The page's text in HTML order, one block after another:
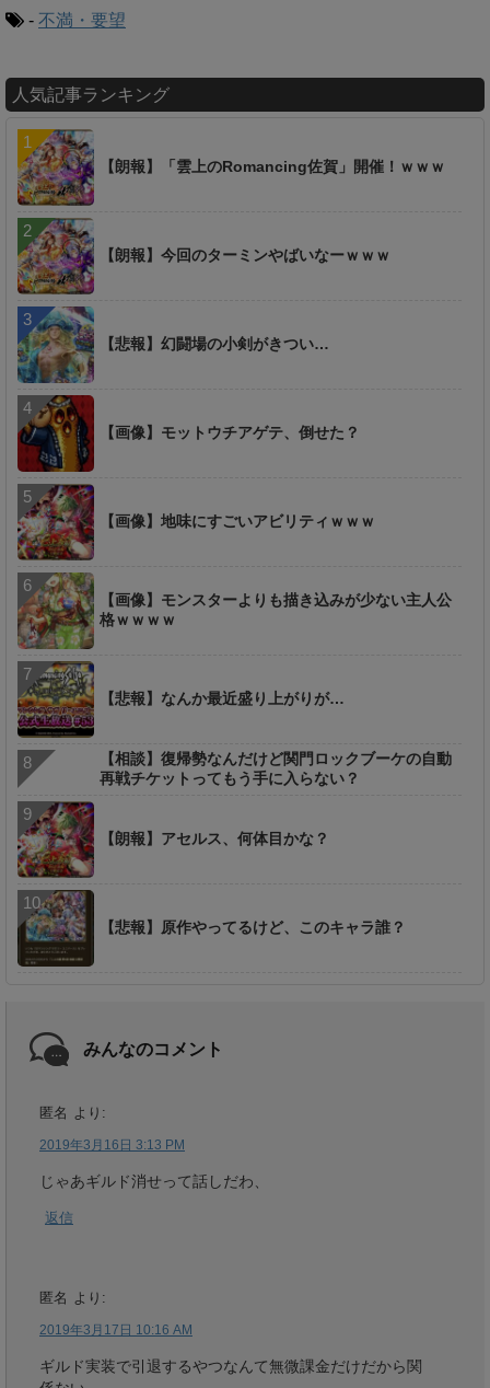
- 不満・要望
人気記事ランキング
【朗報】「雲上のRomancing佐賀」開催！ｗｗｗ
【朗報】今回のターミンやばいなーｗｗｗ
【悲報】幻闘場の小剣がきつい…
【画像】モットウチアゲテ、倒せた？
【画像】地味にすごいアビリティｗｗｗ
【画像】モンスターよりも描き込みが少ない主人公
格ｗｗｗｗ
【悲報】なんか最近盛り上がりが…
【相談】復帰勢なんだけど関門ロックブーケの自動
再戦チケットってもう手に入らない？
【朗報】アセルス、何体目かな？
【悲報】原作やってるけど、このキャラ誰？
みんなのコメント
匿名 より:
2019年3月16日 3:13 PM
じゃあギルド消せって話しだわ、
返信
匿名 より:
2019年3月17日 10:16 AM
ギルド実装で引退するやつなんて無微課金だけだから関